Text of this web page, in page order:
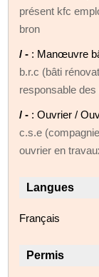
présent kfc
bron
/ - : Manœuvre
b.r.c (bâti
responsable
/ - : Ouvrier /
c.s.e
ouvrier en
Langues
Français
Permis